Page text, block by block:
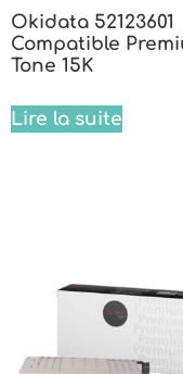
Okidata 52123601
Compatible
Tone 15K
Lire la suite